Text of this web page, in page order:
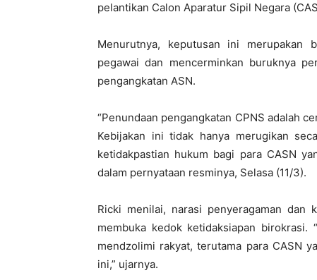
pelantikan Calon Aparatur Sipil Negara
Menurutnya, keputusan ini merupakan
pegawai dan mencerminkan buruknya
pengangkatan ASN.
“Penundaan pengangkatan CPNS adalah
Kebijakan ini tidak hanya merugikan
ketidakpastian hukum bagi para CASN
dalam pernyataan resminya, Selasa (11/3).
Ricki menilai, narasi penyeragaman dan
membuka kedok ketidaksiapan birokrasi.
mendzolimi rakyat, terutama para CASN
ini,” ujarnya.